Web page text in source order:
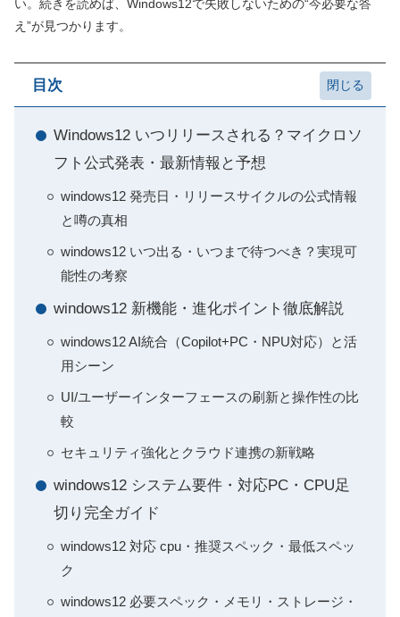
い。続きを読めば、Windows12で失敗しないための“今必要な答
え”が見つかります。
目次
Windows12 いつリリースされる？マイクロソ
フト公式発表・最新情報と予想
windows12 発売日・リリースサイクルの公式情報
と噂の真相
windows12 いつ出る・いつまで待つべき？実現可
能性の考察
windows12 新機能・進化ポイント徹底解説
windows12 AI統合（Copilot+PC・NPU対応）と活
用シーン
UI/ユーザーインターフェースの刷新と操作性の比
較
セキュリティ強化とクラウド連携の新戦略
windows12 システム要件・対応PC・CPU足
切り完全ガイド
windows12 対応 cpu・推奨スペック・最低スペッ
ク
windows12 必要スペック・メモリ・ストレージ・